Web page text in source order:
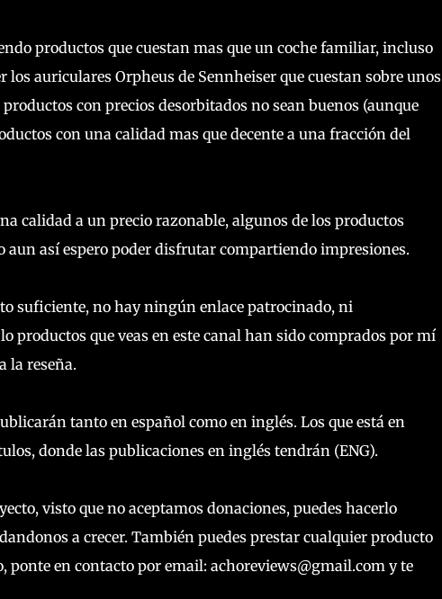
productos que cuestan mas que un coche familiar, incluso
los auriculares Orpheus de Sennheiser que cuestan sobre unos
con precios desorbitados no sean buenos (aunque
con una calidad mas que decente a una fracción del
calidad a un precio razonable, algunos de los productos
aun así espero poder disfrutar compartiendo impresiones.
suficiente, no hay ningún enlace patrocinado, ni
productos que veas en este canal han sido comprados por mí
la reseña.
tanto en español como en inglés. Los que está en
donde las publicaciones en inglés tendrán (ENG).
visto que no aceptamos donaciones, puedes hacerlo
a crecer. También puedes prestar cualquier producto
ponte en contacto por email: achoreviews@gmail.com y te